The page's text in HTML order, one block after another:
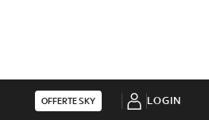
OFFERTE SKY LOGIN